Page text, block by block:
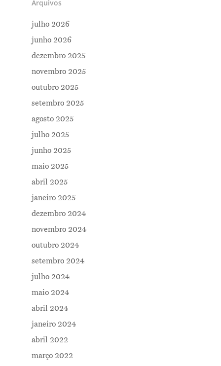
Arquivos
julho 2026
junho 2026
dezembro 2025
novembro 2025
outubro 2025
setembro 2025
agosto 2025
julho 2025
junho 2025
maio 2025
abril 2025
janeiro 2025
dezembro 2024
novembro 2024
outubro 2024
setembro 2024
julho 2024
maio 2024
abril 2024
janeiro 2024
abril 2022
março 2022